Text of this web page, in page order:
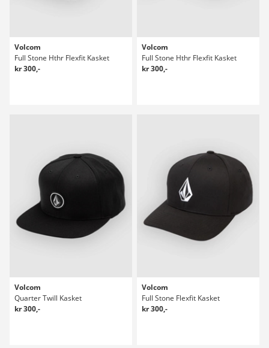
Volcom
Full Stone Hthr Flexfit Kasket
kr 300,-
Volcom
Full Stone Hthr Flexfit Kasket
kr 300,-
Volcom
Quarter Twill Kasket
kr 300,-
Volcom
Full Stone Flexfit Kasket
kr 300,-